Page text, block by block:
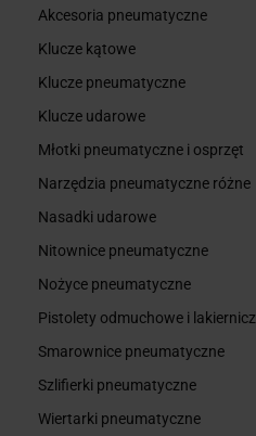
Akcesoria pneumatyczne
Klucze kątowe
Klucze pneumatyczne
Klucze udarowe
Młotki pneumatyczne i osprzęt
Narzędzia pneumatyczne różne
Nasadki udarowe
Nitownice pneumatyczne
Nożyce pneumatyczne
Pistolety odmuchowe i
Smarownice pneumatyczne
Szlifierki pneumatyczne
Wiertarki pneumatyczne